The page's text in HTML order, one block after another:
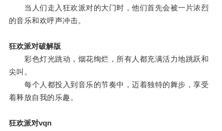
当人们走入狂欢派对的大门时，他们首先会被一片浓烈
的音乐和欢呼声冲击。
狂欢派对破解版
彩色灯光跳动，烟花绚烂，所有人都充满活力地跳跃和
尖叫。
每个人都投入到音乐的节奏中，迈着独特的舞步，享受
着释放自我的乐趣。
狂欢派对vqn